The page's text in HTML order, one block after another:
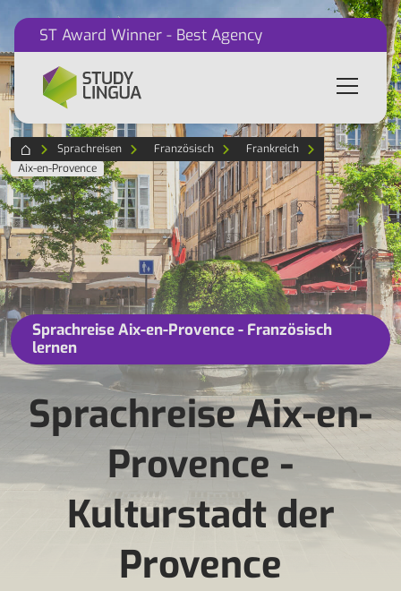
ST Award Winner - Best Agency
Sprachreisen Französisch
Frankreich
Aix-en-Provence
Sprachreise Aix-en-Provence - Französisch
lernen
Sprachreise Aix-en-
Provence -
Kulturstadt der
Provence